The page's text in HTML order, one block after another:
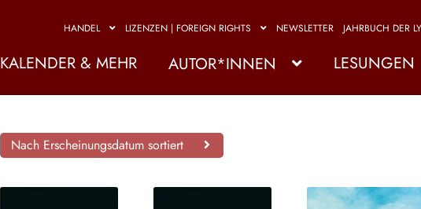
HANDEL LIZENZEN | FOREIGN RIGHTS NEWSLETTER JAHRBUCH DER
KALENDER & MEHR AUTOR*INNEN LESUNGEN
Nach Erscheinungsdatum sortiert